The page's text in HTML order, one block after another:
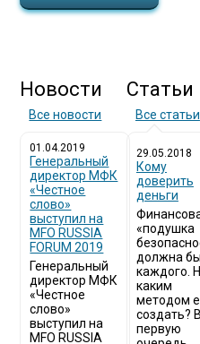
Новости
Все новости
01.04.2019
Генеральный
директор МФК
«Честное
слово»
выступил на
MFO RUSSIA
FORUM 2019
Генеральный
директор МФК
«Честное
слово»
выступил на
MFO RUSSIA
Статьи
Все статьи
29.05.2018
Кому
доверить
деньги
«подушка
должна
каждого.
каким
методом
создать? В
первую